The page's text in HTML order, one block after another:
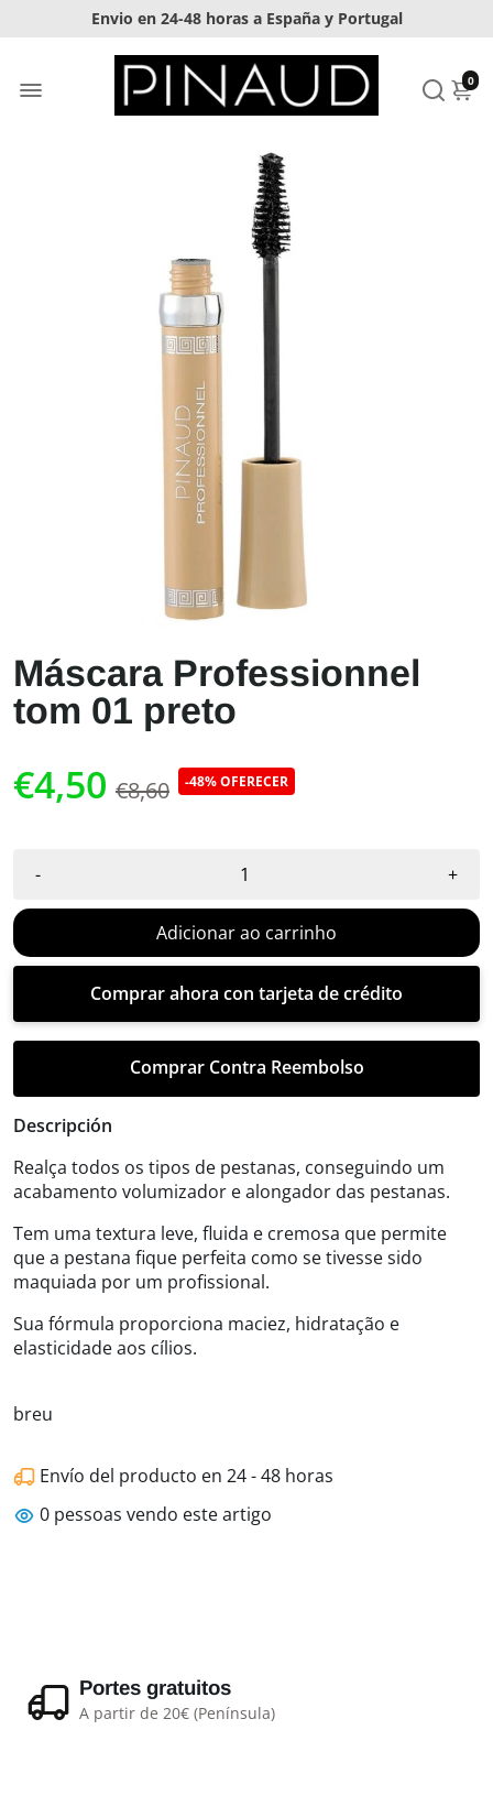
Envio en 24-48 horas a España y Portugal
Envíos gratis en pedidos superiores a 20€
0
Máscara Professionnel
tom 01 preto
€4,50 €8,60 -48% OFERECER
- +
Adicionar ao carrinho
Comprar Contra Reembolso
Descripción
Realça todos os tipos de pestanas, conseguindo um
acabamento volumizador e alongador das pestanas.
Tem uma textura leve, fluida e cremosa que permite
que a pestana fique perfeita como se tivesse sido
maquiada por um profissional.
Sua fórmula proporciona maciez, hidratação e
elasticidade aos cílios.
breu
Envío del producto en 24 - 48 horas
0 pessoas vendo este artigo
Portes gratuitos
A partir de 20€ (Península)